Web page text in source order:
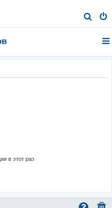
о
в этот раз